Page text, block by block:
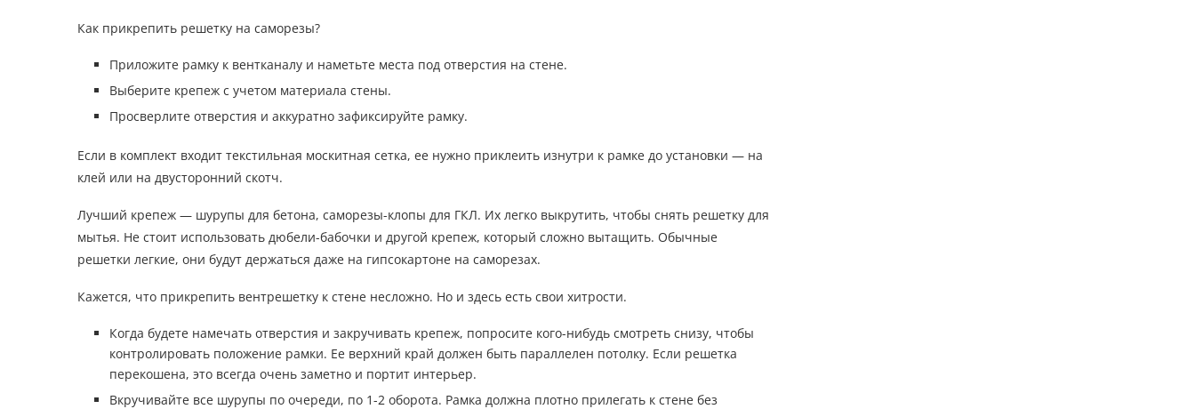
Как прикрепить решетку на саморезы?
Приложите рамку к вентканалу и наметьте места под отверстия на стене.
Выберите крепеж с учетом материала стены.
Просверлите отверстия и аккуратно зафиксируйте рамку.
Если в комплект входит текстильная москитная сетка, ее нужно приклеить изнутри к рамке до установки — на
клей или на двусторонний скотч.
Лучший крепеж — шурупы для бетона, саморезы-клопы для ГКЛ. Их легко выкрутить, чтобы снять решетку для
мытья. Не стоит использовать дюбели-бабочки и другой крепеж, который сложно вытащить. Обычные
решетки легкие, они будут держаться даже на гипсокартоне на саморезах.
Кажется, что прикрепить вентрешетку к стене несложно. Но и здесь есть свои хитрости.
Когда будете намечать отверстия и закручивать крепеж, попросите кого-нибудь смотреть снизу, чтобы
контролировать положение рамки. Ее верхний край должен быть параллелен потолку. Если решетка
перекошена, это всегда очень заметно и портит интерьер.
Вкручивайте все шурупы по очереди, по 1-2 оборота. Рамка должна плотно прилегать к стене без